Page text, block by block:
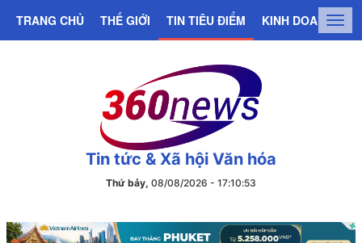
TRANG CHỦ THẾ GIỚI TIN TIÊU ĐIỂM KINH DOANH
Tin tức & Xã hội Văn hóa
Thứ bảy, 08/08/2026 - 17:10:53